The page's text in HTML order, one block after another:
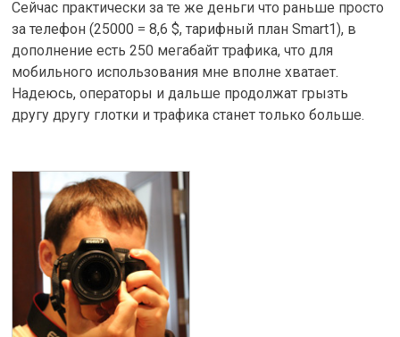
Сейчас практически за те же деньги что раньше просто
за телефон (25000 = 8,6 $, тарифный план Smart1), в
дополнение есть 250 мегабайт трафика, что для
мобильного использования мне вполне хватает.
Надеюсь, операторы и дальше продолжат грызть
другу другу глотки и трафика станет только больше.